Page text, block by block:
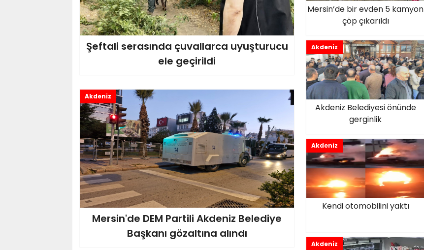
Şeftali serasında çuvallarca uyuşturucu
ele geçirildi
Mersin’de bir evden 5 kamyon
çöp çıkarıldı
Akdeniz
Akdeniz Belediyesi önünde
gerginlik
Akdeniz
Mersin'de DEM Partili Akdeniz Belediye
Başkanı gözaltına alındı
Akdeniz
Kendi otomobilini yaktı
Akdeniz